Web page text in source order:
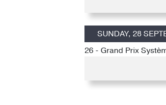
SUNDAY, 28
26 - Grand Prix